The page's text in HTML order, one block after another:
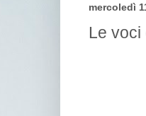
mercoledì
Le